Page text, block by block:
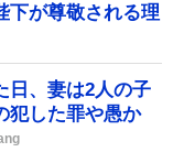
が尊敬される理
日、妻は2人の子
犯した罪や愚か